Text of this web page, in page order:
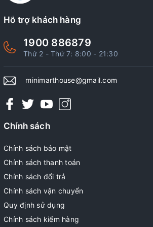
Hỗ trợ khách hàng
1900 886879
Thứ 2 - Thứ 7: 8:00 - 21:30
minimarthouse@gmail.com
Chính sách
Chính sách bảo mật
Chính sách thanh toán
Chính sách đổi trả
Chính sách vận chuyển
Quy định sử dụng
Chính sách kiểm hàng